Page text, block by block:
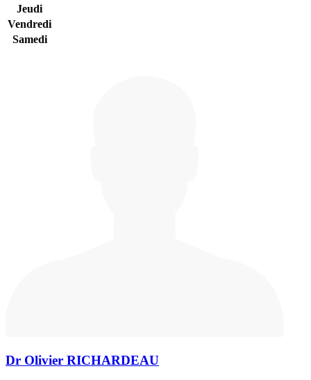
Jeudi
Vendredi
Samedi
Dr Olivier RICHARDEAU